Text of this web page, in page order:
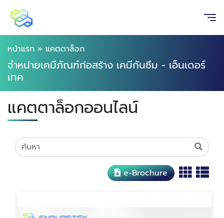
หน้าแรก » แคตตาล็อก
จำหน่ายเคมีภัณฑ์ก่อสร้าง เคมีกันซึม - เอ็นเดอร์
เทค
แคตตาล็อกออนไลน์
e-Brochure